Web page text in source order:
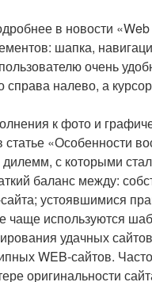
в новости
шапка,
очень
налево, а
к фото и
«Особенности
с которыми
баланс между:
устоявшимися
чаще используются
удачных
WEB-сайтов.
оригинальности